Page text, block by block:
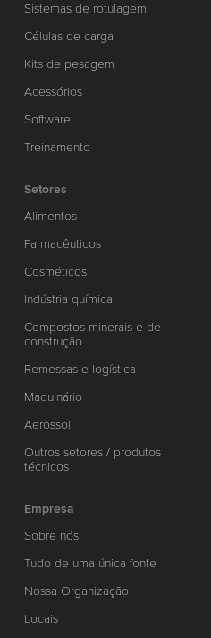
Sistemas de rotulagem
Células de carga
Kits de pesagem
Acessórios
Software
Treinamento
Setores
Alimentos
Farmacêuticos
Cosméticos
Indústria química
Compostos minerais e de
construção
Remessas e logística
Maquinário
Aerossol
Outros setores / produtos
técnicos
Empresa
Sobre nós
Tudo de uma única fonte
Nossa Organização
Locais